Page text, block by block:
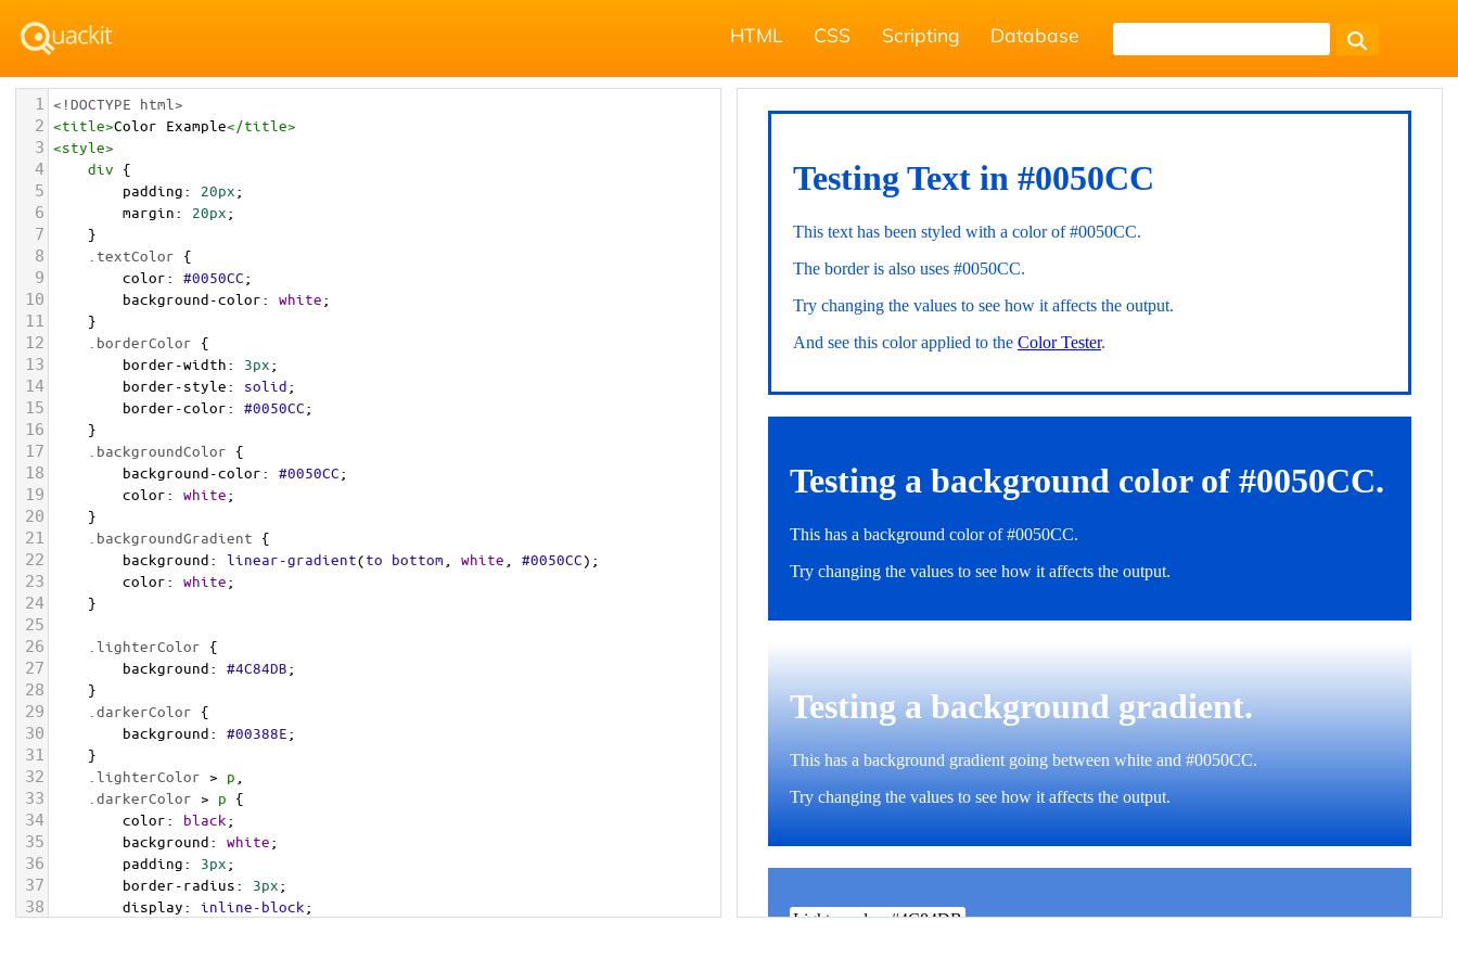
HTML CSS Scripting Database
1 <!DOCTYPE html>
2 <title>Color Example</title>
3 <style>
4 div {
5 padding: 20px;
6 margin: 20px;
7 }
8 .textColor {
9 color: #0050CC;
10 background-color: white;
11 }
12 .borderColor {
13 border-width: 3px;
14 border-style: solid;
15 border-color: #0050CC;
16 }
17 .backgroundColor {
18 background-color: #0050CC;
19 color: white;
20 }
21 .backgroundGradient {
22 background: linear-gradient(to bottom white #0050CC);
23 color: white;
24 }
25
26
.lighterColor {
27 background: #4C84DB;
28 }
29 .darkerColor {
30 background: #00388E;
31 }
32 .lighterColor > p
33 .darkerColor > p {
34 color: black;
35 background: white;
36 padding: 3px;
37 border-radius: 3px;
38 display: inline-block;